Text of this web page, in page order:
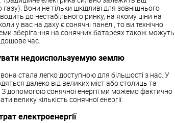
Вони не тільки шкідливі для зовнішнього
до нестабільного ринку, на якому ціни на
у вас на даху є сонячні панелі, то ви технічно
зберігання на сонячних батареях також можуть
дощове час.
недоиспользуемую землю
стала легко доступною для більшості з нас. У
далеко від великих міст або столиць та
З допомогою сонячної енергії ми можемо фактично
велику кількість сонячної енергії.
електроенергії